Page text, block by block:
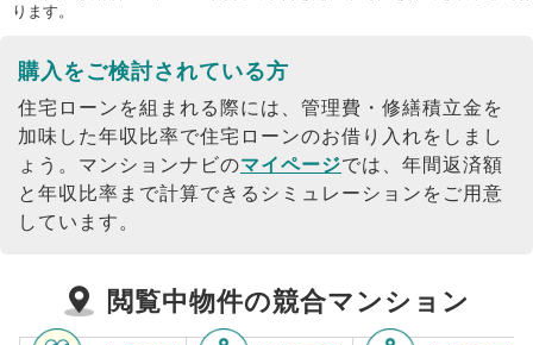
ります。
購入をご検討されている方
住宅ローンを組まれる際には、管理費・修繕積立金を
加味した年収比率で住宅ローンのお借り入れをしまし
ょう。 マンションナビのマイページでは、年間返済額
と年収比率まで計算できるシミュレーションをご用意
しています。
閲覧中物件の競合マンション